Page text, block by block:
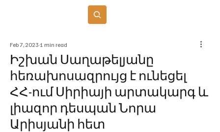
Իշխան Սաղաթելյանը
հեռախոսազրույց է ունեցել
ՀՀ-ում Սիրիայի արտակարգ և
լիազոր դեսպան Նորա
Արիսյանի հետ
Feb 7, 2023 1 min read